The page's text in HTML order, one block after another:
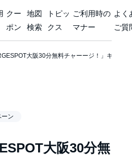
クー
ポン
地図
検索
トピッ
クス
ご利用時の
マナー
よく
ご質
大阪30分無料チャーージ！」キャ
ーン
大阪30分無